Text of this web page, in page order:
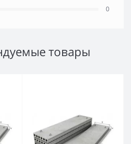
0
товары